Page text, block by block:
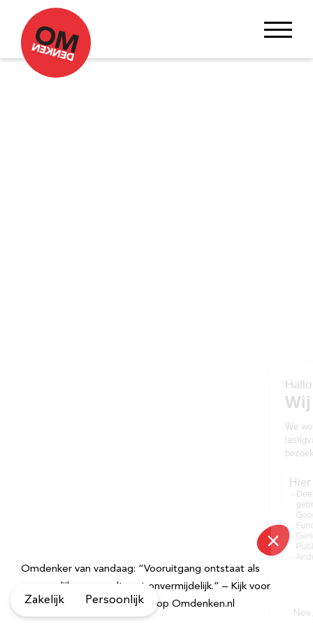
Omdenker van vandaag: “Vooruitgang ontstaat als
onmogelijk samenvalt met onvermijdelijk.” – Kijk voor
meer inspirerende spreuken op Omdenken.nl
Zakelijk Persoonlijk